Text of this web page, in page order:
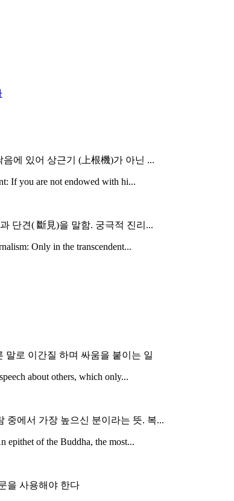
에 있어 상근기 (上根機)가 아닌 ...
If you are not endowed with hi...
단견( 斷見)을 말함. 궁극적 진리...
Only in the transcendent...
말로 이간질 하며 싸움을 붙이는 일
about others, which only...
중에서 가장 높으신 분이라는 뜻. 복...
epithet of the Buddha, the most...
을 사용해야 한다